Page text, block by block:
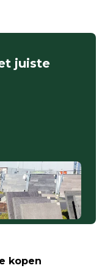
juiste
kopen